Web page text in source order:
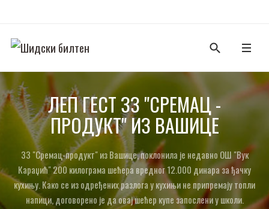
ЛЕП ГЕСТ ЗЗ "СРЕМАЦ -
ПРОДУКТ" ИЗ ВАШИЦЕ
ЗЗ "Сремац-продукт" из Вашице, поклонила је недавно ОШ "Вук
Караџић" 200 килограма шећера вредног 12.000 динара за ђачку
кухињу. Како се из одређених разлога у кухињи не припремају топли
напици, договорено је да овај шећер купе запослени у школи.